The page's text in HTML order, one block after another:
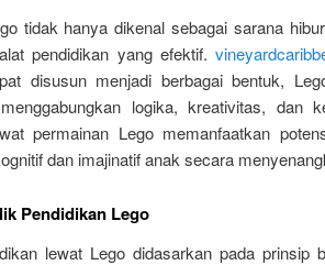
tidak hanya dikenal sebagai sarana
pendidikan yang efektif.
disusun menjadi berbagai bentuk,
logika, kreativitas, dan
permainan Lego memanfaatkan
dan imajinatif anak secara
Pendidikan Lego
lewat Lego didasarkan pada prinsip